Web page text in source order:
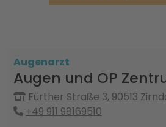
Augenarzt
Augen und OP
Fürther Straße 3, 90513
+49 911 98169510